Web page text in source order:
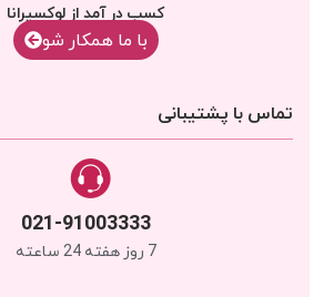
کسب در آمد از لوکسیرانا
با‌‌ ما همکار شو
تماس با پشتیبانی
021-91003333
7 روز هفته 24 ساعته